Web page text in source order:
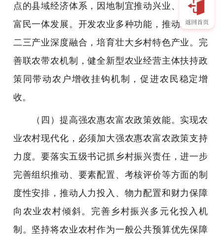
点的县域经济体系，因地制宜推动兴业、强县、
富民一体发展。开发农业多种功能，推动农村一
二三产业深度融合，培育壮大乡村特色产业。完
善联农带农机制，健全新型农业经营主体扶持政
策同带动农户增收挂钩机制，促进农民稳定增
收。
（四）提高强农惠农富农政策效能。实现农
业农村现代化，必须加大强农惠农富农政策支持
力度。要落实五级书记抓乡村振兴责任，进一步
完善组织推动、要素配置、考核评价等方面的制
度性安排，推动人力投入、物力配置和财力保障
向农业农村倾斜。完善乡村振兴多元化投入机
制。坚持将农业农村作为一般公共预算优先保障